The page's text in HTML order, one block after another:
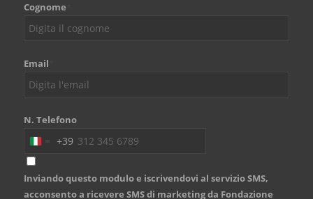
Cognome
Email
N. Telefono
Italy
+39
+39
Inviando questo modulo e iscrivendovi al servizio SMS,
acconsento a ricevere SMS di marketing da Fondazione